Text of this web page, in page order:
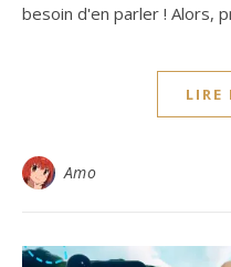
besoin d'en parler ! Alors,
LIRE
Amo